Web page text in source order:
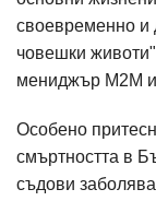
своевременно и
човешки
мениджър М2М и
Особено
смъртността в
съдови